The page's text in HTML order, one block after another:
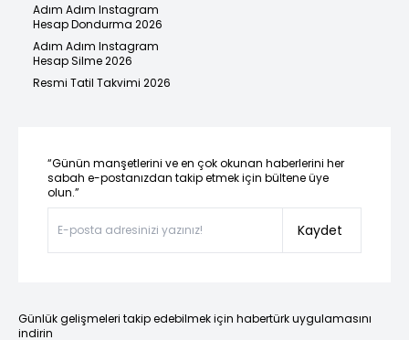
Adım Adım Instagram
Hesap Dondurma 2026
Adım Adım Instagram
Hesap Silme 2026
Resmi Tatil Takvimi 2026
“Günün manşetlerini ve en çok okunan haberlerini her
sabah e-postanızdan takip etmek için bültene üye
olun.”
Kaydet
Günlük gelişmeleri takip edebilmek için habertürk uygulamasını
indirin